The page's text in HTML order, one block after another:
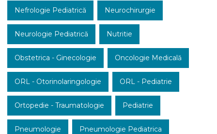
Nefrologie Pediatrică Neurochirurgie
Neurologie Pediatrică Nutritie
Obstetrica - Ginecologie Oncologie Medicală
ORL - Otorinolaringologie ORL - Pediatrie
Ortopedie - Traumatologie Pediatrie
Pneumologie Pneumologie Pediatrica